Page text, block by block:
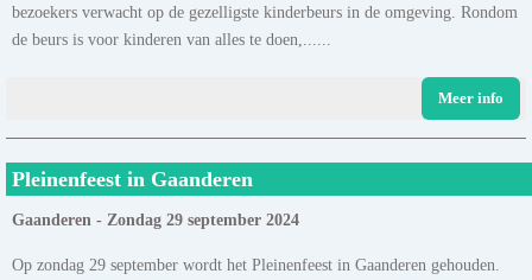
bezoekers verwacht op de gezelligste kinderbeurs in de omgeving. Rondom
de beurs is voor kinderen van alles te doen,......
Meer info
Pleinenfeest in Gaanderen
Gaanderen - Zondag 29 september 2024
Op zondag 29 september wordt het Pleinenfeest in Gaanderen gehouden.